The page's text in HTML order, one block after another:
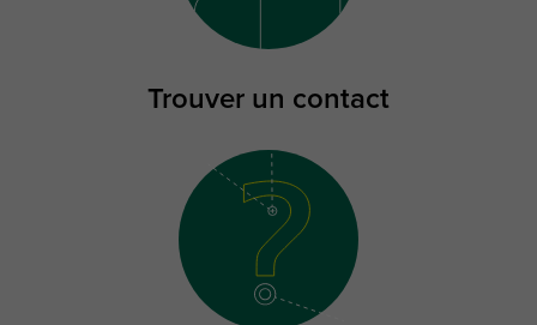
Trouver un contact